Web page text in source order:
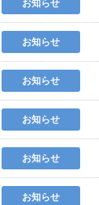
お知らせ
お知らせ
お知らせ
お知らせ
お知らせ
お知らせ